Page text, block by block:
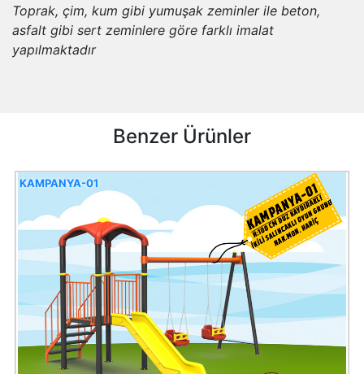
Toprak, çim, kum gibi yumuşak zeminler ile beton,
asfalt gibi sert zeminlere göre farklı imalat
yapılmaktadır
Benzer Ürünler
KAMPANYA-01